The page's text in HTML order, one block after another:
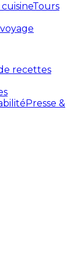
Tours
recettes
Presse &